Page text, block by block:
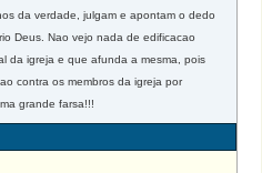
da verdade, julgam e apontam o dedo
Deus. Nao vejo nada de edificacao
da igreja e que afunda a mesma, pois
contra os membros da igreja por
grande farsa!!!